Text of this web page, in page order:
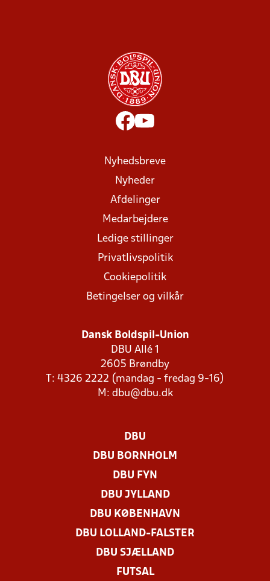
Nyhedsbreve
Nyheder
Afdelinger
Medarbejdere
Ledige stillinger
Privatlivspolitik
Cookiepolitik
Betingelser og vilkår
Dansk Boldspil-Union
DBU Allé 1
2605 Brøndby
T: 4326 2222 (mandag - fredag 9-16)
M: dbu@dbu.dk
DBU
DBU BORNHOLM
DBU FYN
DBU JYLLAND
DBU KØBENHAVN
DBU LOLLAND-FALSTER
DBU SJÆLLAND
FUTSAL